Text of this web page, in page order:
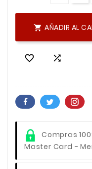
 AÑADIR AL
 
Compras
Master Card -